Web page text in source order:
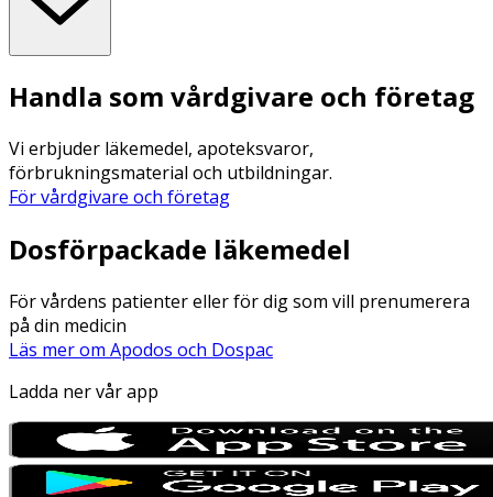
Handla som vårdgivare och företag
Vi erbjuder läkemedel, apoteksvaror,
förbrukningsmaterial och utbildningar.
För vårdgivare och företag
Dosförpackade läkemedel
För vårdens patienter eller för dig som vill prenumerera
på din medicin
Läs mer om Apodos och Dospac
Ladda ner vår app